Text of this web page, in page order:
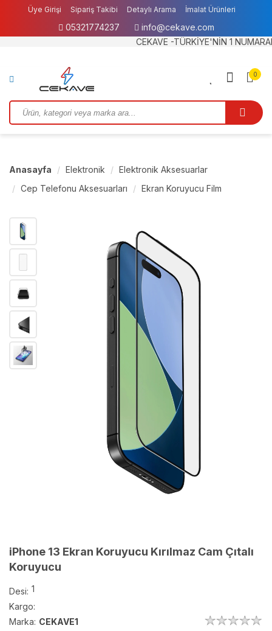
Üye Girişi Sipariş Takibi Detaylı Arama İmalat Ürünleri
Garanti ve İade IBAN BİLGİLERİMİZ
05321774237
info@cekave.com
CEKAVE -TÜRKİYE'NİN 1
0
Anasayfa Elektronik
Elektronik Aksesuarlar
Cep Telefonu Aksesuarları
Ekran Koruyucu Film
iPhone 13 Ekran Koruyucu Kırılmaz Cam Çıtalı
Koruyucu
Desi: 1
Kargo:
Marka: CEKAVE1